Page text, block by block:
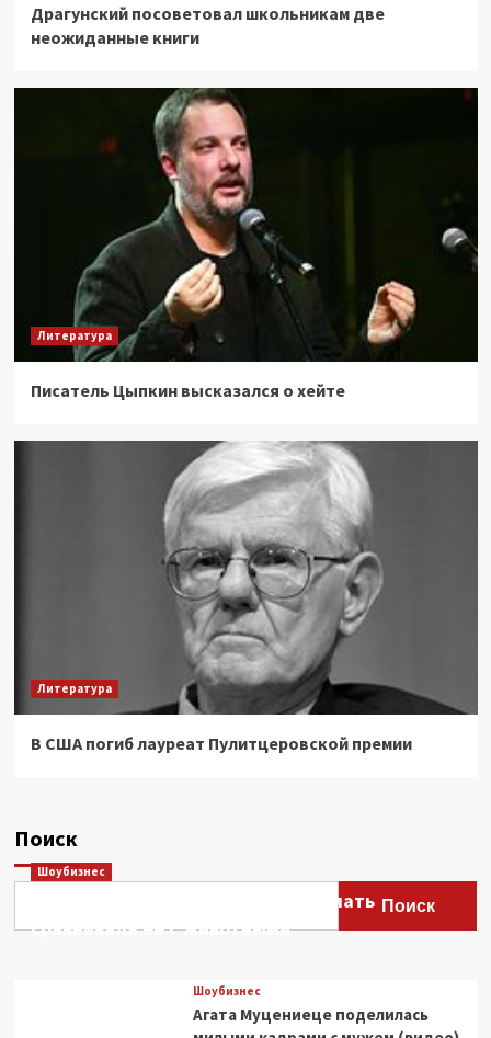
Драгунский посоветовал школьникам две
неожиданные книги
Литература
Писатель Цыпкин высказался о хейте
Литература
В США погиб лауреат Пулитцеровской премии
Поиск
Поиск
Шоубизнес
Этери Тутберидзе заявила, что мать
сравнивала ее с животными
Шоубизнес
Агата Муцениеце поделилась